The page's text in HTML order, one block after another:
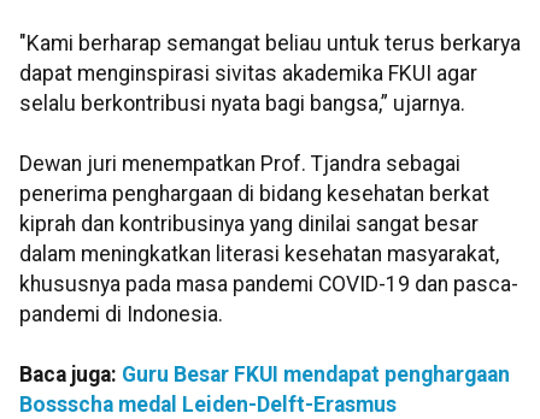
"Kami berharap semangat beliau untuk terus berkarya
dapat menginspirasi sivitas akademika FKUI agar
selalu berkontribusi nyata bagi bangsa,” ujarnya.
Dewan juri menempatkan Prof. Tjandra sebagai
penerima penghargaan di bidang kesehatan berkat
kiprah dan kontribusinya yang dinilai sangat besar
dalam meningkatkan literasi kesehatan masyarakat,
khususnya pada masa pandemi COVID-19 dan pasca-
pandemi di Indonesia.
Baca juga: Guru Besar FKUI mendapat penghargaan
Bossscha medal Leiden-Delft-Erasmus